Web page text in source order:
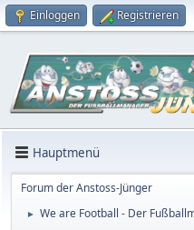
Einloggen Registrieren
Hauptmenü
Forum der Anstoss-Jünger
► We are Football - Der